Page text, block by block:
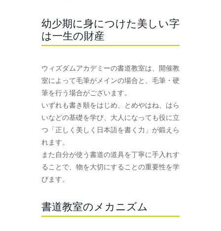
幼少期に身につけた美しい字
は一生の財産
ウィズダムアカデミーの書道教室は、開催教
室によって毛筆がメインの場合と、毛筆・硬
筆を行う場合がございます。
いずれも書き順をはじめ、とめやはね、はら
いなどの基礎を学び、大人になっても役に立
つ「正しく美しく日本語を書く力」が鍛えら
れます。
また自分が使う書道の道具を丁寧に手入れす
ることで、物を大切にすることの重要性を学
びます。
書道教室のメカニズム